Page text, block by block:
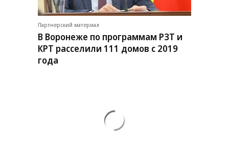
Партнерский материал
В Воронеже по программам РЗТ и
КРТ расселили 111 домов с 2019
года